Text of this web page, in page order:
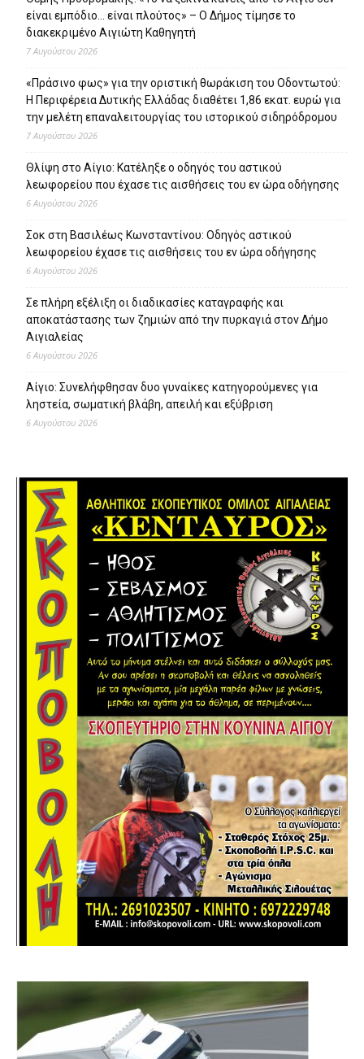
είναι εμπόδιο… είναι πλούτος» – O Δήμος τίμησε το
διακεκριμένο Αιγιώτη Καθηγητή
7 Αυγούστου 2026
«Πράσινο φως» για την οριστική θωράκιση του Οδοντωτού:
Η Περιφέρεια Δυτικής Ελλάδας διαθέτει 1,86 εκατ. ευρώ για
την μελέτη επαναλειτουργίας του ιστορικού σιδηρόδρομου
7 Αυγούστου 2026
Θλίψη στο Αίγιο: Κατέληξε ο οδηγός του αστικού
λεωφορείου που έχασε τις αισθήσεις του εν ώρα οδήγησης
6 Αυγούστου 2026
Σοκ στη Βασιλέως Κωνσταντίνου: Οδηγός αστικού
λεωφορείου έχασε τις αισθήσεις του εν ώρα οδήγησης
6 Αυγούστου 2026
Σε πλήρη εξέλιξη οι διαδικασίες καταγραφής και
αποκατάστασης των ζημιών από την πυρκαγιά στον Δήμο
Αιγιαλείας
6 Αυγούστου 2026
Αίγιο: Συνελήφθησαν δυο γυναίκες κατηγορούμενες για
ληστεία, σωματική βλάβη, απειλή και εξύβριση
6 Αυγούστου 2026